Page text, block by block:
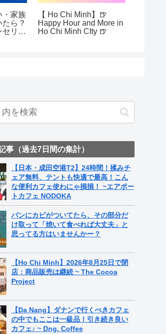
・家族
ら？
セリン
【 Ho Chi Minh】🍺
Happy Hour and More in
Ho Chi Minh CIty 🍺
事（過去7日間の集計）
【日本・成田空港T2】24時間！揉みチ
ェア無料、テントも快適で最高！こん
な便利カフェ使わにゃ損損！ ~エアポー
トカフェ NODOKA
パンにカビがついてたら、その部分だ
け取って「焼いて食べれば大丈夫」と
思ってる方はいませんかー？
【Ho Chi Minh】2026年8月25日で閉
店：商品販売は継続 ~ The Cocoa
Project
【Da Nang】ダナンで行くべきカフェ
の中でもここは一級品！引き続き良い
カフェ♪ ~ Dng. Coffee